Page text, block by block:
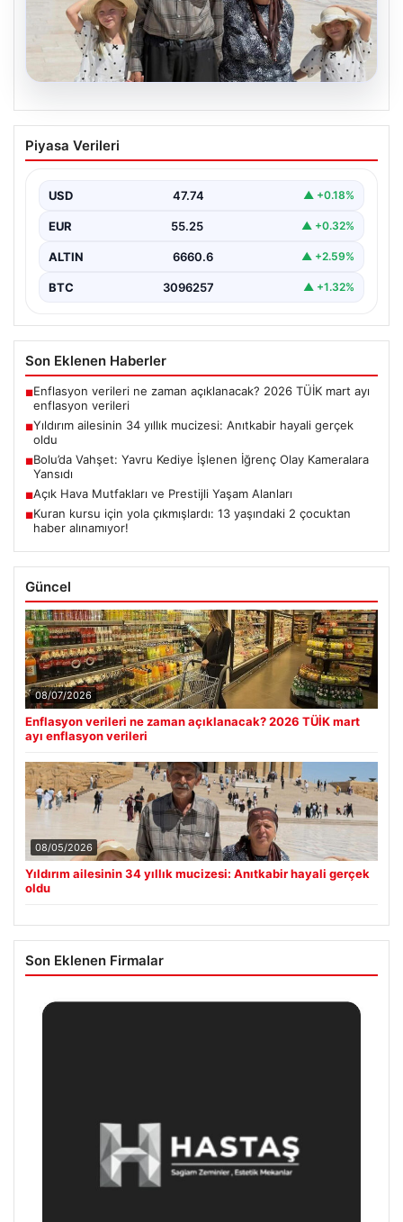
Yıldırım ailesinin 34 yıllık mucizesi:
Anıtkabir hayali gerçek oldu
Zeynep Yıldırım (59), tam 34 yıl boyunca…
Piyasa Verileri
USD 47.74 ▲ +0.18%
EUR 55.25 ▲ +0.32%
ALTIN 6660.6 ▲ +2.59%
BTC 3096257 ▲ +1.32%
Son Eklenen Haberler
■Enflasyon verileri ne zaman açıklanacak? 2026 TÜİK mart ayı
enflasyon verileri
■Yıldırım ailesinin 34 yıllık mucizesi: Anıtkabir hayali gerçek
oldu
■Bolu’da Vahşet: Yavru Kediye İşlenen İğrenç Olay Kameralara
Yansıdı
■Açık Hava Mutfakları ve Prestijli Yaşam Alanları
■Kuran kursu için yola çıkmışlardı: 13 yaşındaki 2 çocuktan
haber alınamıyor!
Güncel
08/07/2026
Enflasyon verileri ne zaman açıklanacak? 2026 TÜİK mart
ayı enflasyon verileri
08/05/2026
Yıldırım ailesinin 34 yıllık mucizesi: Anıtkabir hayali gerçek
oldu
Son Eklenen Firmalar